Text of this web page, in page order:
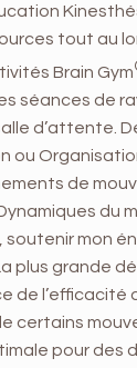
tout au
Brain Gym
séances de
d’attente.
ou
de
du
soutenir mon
plus grande
de l’efficacité
certains
pour des